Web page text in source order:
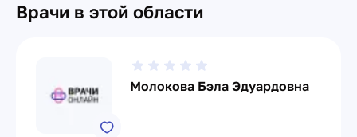
Врачи в этой области
Молокова Бэла Эдуардовна